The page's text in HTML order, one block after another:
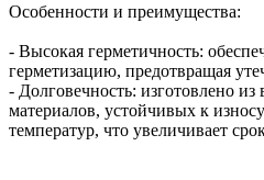
Особенности и преимущества:
- Высокая герметичность:
герметизацию, предотвращая
- Долговечность: изготовлено из
материалов, устойчивых к
температур, что увеличивает